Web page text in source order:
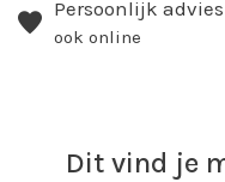
Persoonlijk advies
ook online
Dit vind je